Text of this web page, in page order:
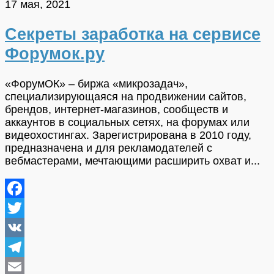
17 мая, 2021
Секреты заработка на сервисе
Форумок.ру
«ФорумОК» – биржа «микрозадач»,
специализирующаяся на продвижении сайтов,
брендов, интернет-магазинов, сообществ и
аккаунтов в социальных сетях, на форумах или
видеохостингах. Зарегистрирована в 2010 году,
предназначена и для рекламодателей с
вебмастерами, мечтающими расширить охват и...
Facebook
Twitter
VK
Telegram